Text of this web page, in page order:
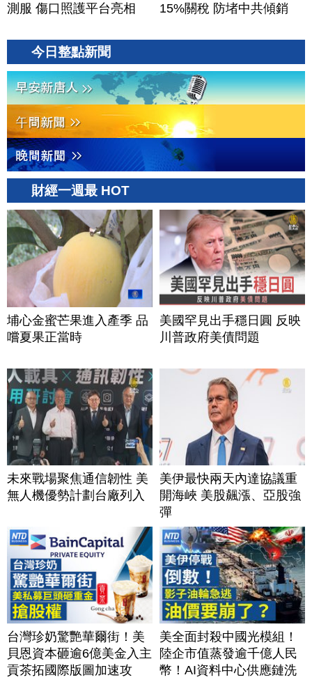
測服 傷口照護平台亮相
15%關稅 防堵中共傾銷
今日整點新聞
財經一週最 HOT
埔心金蜜芒果進入產季 品
嚐夏果正當時
美國罕見出手穩日圓 反映
川普政府美債問題
未來戰場聚焦通信韌性 美
無人機優勢計劃台廠列入
美伊最快兩天內達協議重
開海峽 美股飆漲、亞股強
彈
台灣珍奶驚艷華爾街！美
貝恩資本砸逾6億美金入主
貢茶拓國際版圖加速攻
美全面封殺中國光模組！
陸企市值蒸發逾千億人民
幣！AI資料中心供應鏈洗